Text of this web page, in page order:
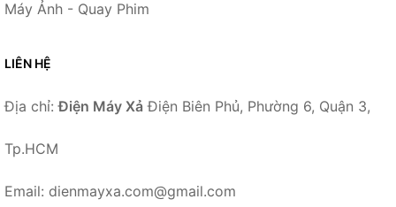
Máy Ảnh - Quay Phim
LIÊN HỆ
Địa chỉ:Điện Máy Xả Điện Biên Phủ, Phường 6, Quận 3,
Tp.HCM
Email: dienmayxa.com@gmail.com